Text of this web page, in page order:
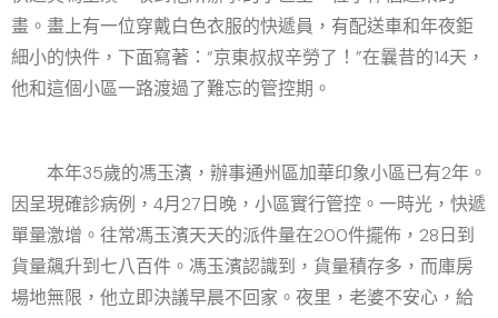
畫。畫上有一位穿戴白色衣服的快遞員，有配送車和年夜鉅
細小的快件，下面寫著：“京東叔叔辛勞了！”在曩昔的14天，
他和這個小區一路渡過了難忘的管控期。
本年35歲的馮玉濱，辦事通州區加華印象小區已有2年。
因呈現確診病例，4月27日晚，小區實行管控。一時光，快遞
單量激增。往常馮玉濱天天的派件量在200件擺佈，28日到
貨量飆升到七八百件。馮玉濱認識到，貨量積存多，而庫房
場地無限，他立即決議早晨不回家。夜里，老婆不安心，給